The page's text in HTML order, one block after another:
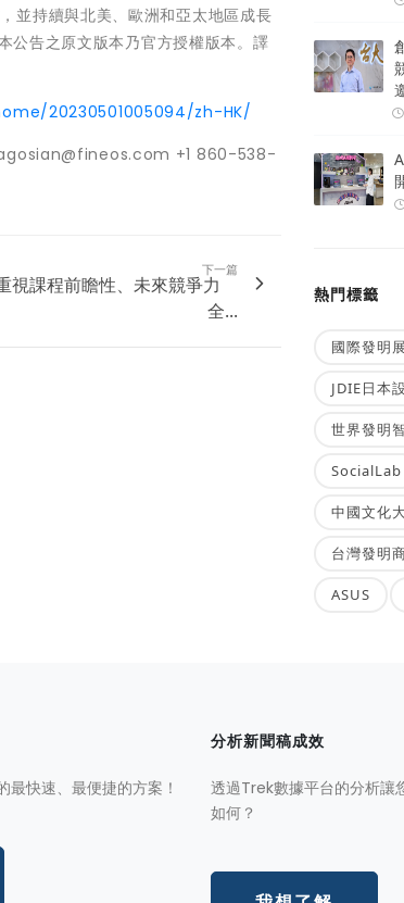
並持續與北美、歐洲和亞太地區成長
公告之原文版本乃官方授權版本。譯
20230501005094/zh-HK/
+1 860-538-
下一篇
視課程前瞻性、未來競爭力
全...
熱門標籤
國際發明展
JDIE日本
世界發明
SocialLab
中國文化
台灣發明
ASUS
快速、最便捷的方案！
分析新聞稿成效
透過Trek數據平台的分析讓
如何？